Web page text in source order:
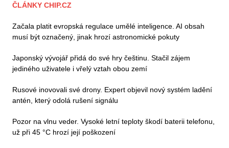
ČLÁNKY CHIP.CZ
Začala platit evropská regulace umělé inteligence. AI obsah
musí být označený, jinak hrozí astronomické pokuty
Japonský vývojář přidá do své hry češtinu. Stačil zájem
jediného uživatele i vřelý vztah obou zemí
Rusové inovovali své drony. Expert objevil nový systém ladění
antén, který odolá rušení signálu
Pozor na vlnu veder. Vysoké letní teploty škodí baterii telefonu,
už při 45 °C hrozí její poškození